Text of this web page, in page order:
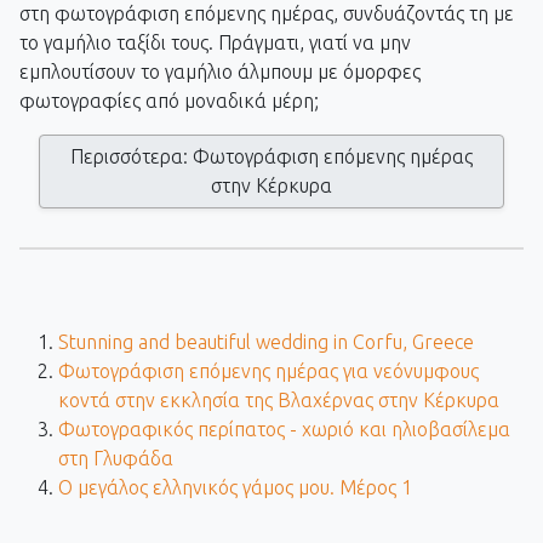
στη φωτογράφιση επόμενης ημέρας, συνδυάζοντάς τη με
το γαμήλιο ταξίδι τους. Πράγματι, γιατί να μην
εμπλουτίσουν το γαμήλιο άλμπουμ με όμορφες
φωτογραφίες από μοναδικά μέρη;
Περισσότερα: Φωτογράφιση επόμενης ημέρας
στην Κέρκυρα
Stunning and beautiful wedding in Corfu, Greece
Φωτογράφιση επόμενης ημέρας για νεόνυμφους
κοντά στην εκκλησία της Βλαχέρνας στην Κέρκυρα
Φωτογραφικός περίπατος - χωριό και ηλιοβασίλεμα
στη Γλυφάδα
Ο μεγάλος ελληνικός γάμος μου. Μέρος 1